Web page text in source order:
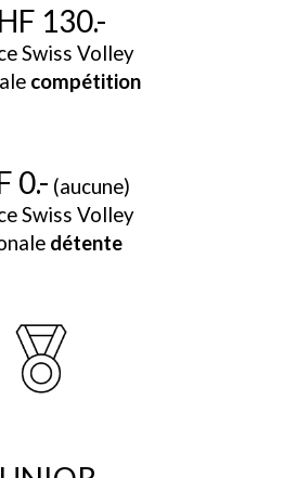
130.-
Swiss Volley
compétition
0.- (aucune)
Swiss Volley
détente